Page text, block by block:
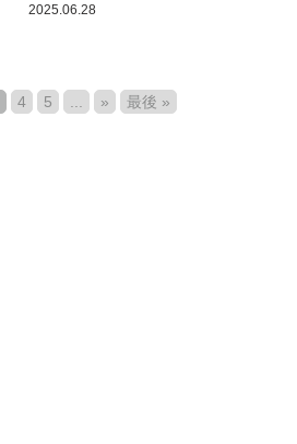
2025.06.28
4 5 » 最後 »